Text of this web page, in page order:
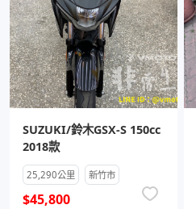
SUZUKI/鈴木GSX-S 150cc
2018款
25,290公里 新竹市
$45,800